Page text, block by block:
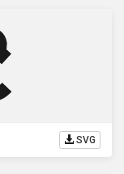
SVG